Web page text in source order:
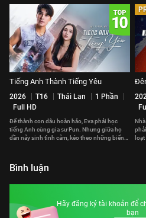
Tiếng Anh Thành Tiếng Yêu
2026 T16 Thái Lan
1 Phần
Full HD
Để thành con dâu hoàn hảo, Eva phải học
tiếng Anh cùng gia sư Pun. Nhưng giữa họ
dần nảy sinh tình cảm, kéo theo những biến
Bình luận
Hãy đăng ký tài khoản để
bạn